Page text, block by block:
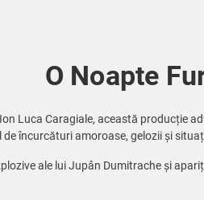
O Noapte
Luca Caragiale, această producție
încurcături amoroase, gelozii și
ale lui Jupân Dumitrache și